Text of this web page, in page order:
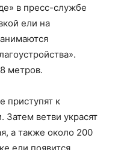
в пресс-службе
ели на
метров.
приступят к
Затем ветви украсят
а также около 200